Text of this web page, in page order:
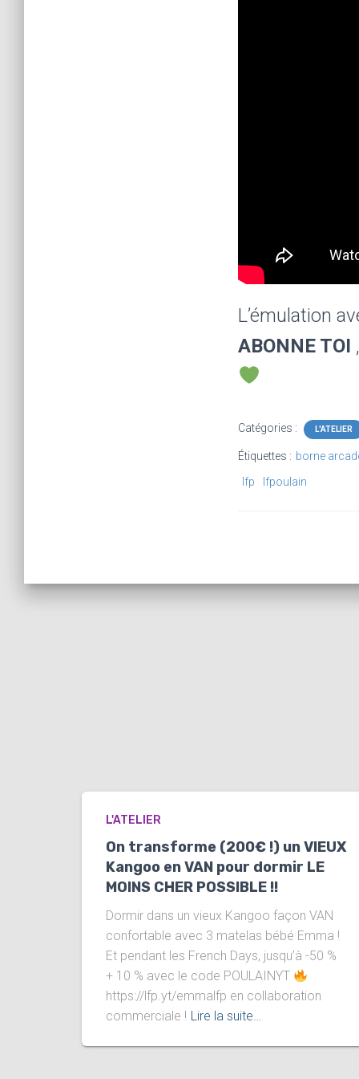
L’émulation
ABONNE TOI
Catégories : L'ATELIER
Étiquettes : borne
lfp
lfpoulain
L'ATELIER
On transforme (200€ !) un VIEUX
Kangoo en VAN pour dormir LE
MOINS CHER POSSIBLE !!
Dormir dans un vieux Kangoo façon VAN
confortable avec 3 matelas bébé Emma !
Et pendant les French Days, jusqu’à -50 %
+ 10 % avec le code POULAINYT
https://lfp.yt/emmalfp en collaboration
commerciale ! Lire la suite…